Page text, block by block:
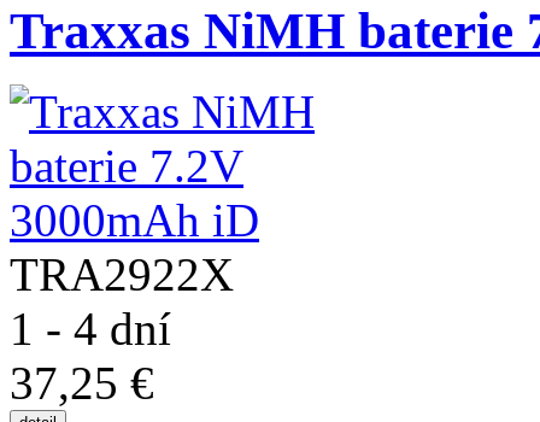
Traxxas NiMH baterie
TRA2922X
1 - 4 dní
37,25 €